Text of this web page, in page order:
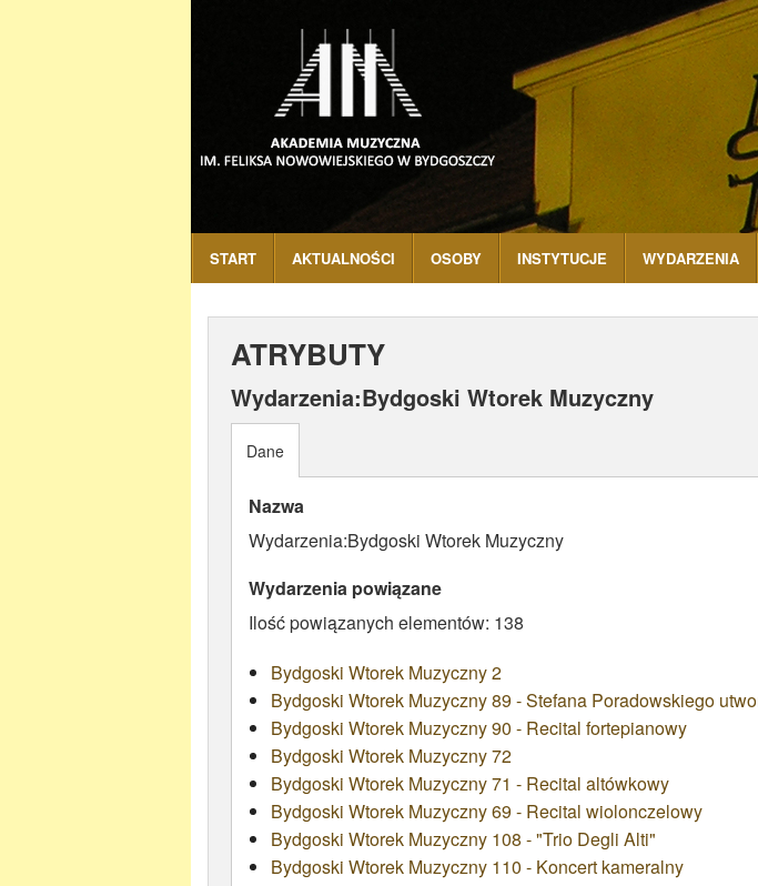
START AKTUALNOŚCI OSOBY INSTYTUCJE WYDARZENIA
ATRYBUTY
Wydarzenia:Bydgoski Wtorek Muzyczny
Dane
Nazwa
Wydarzenia:Bydgoski Wtorek Muzyczny
Wydarzenia powiązane
Ilość powiązanych elementów: 138
Bydgoski Wtorek Muzyczny 2
Bydgoski Wtorek Muzyczny 89 - Stefana Poradowskiego
Bydgoski Wtorek Muzyczny 90 - Recital fortepianowy
Bydgoski Wtorek Muzyczny 72
Bydgoski Wtorek Muzyczny 71 - Recital altówkowy
Bydgoski Wtorek Muzyczny 69 - Recital wiolonczelowy
Bydgoski Wtorek Muzyczny 108 - "Trio Degli Alti"
Bydgoski Wtorek Muzyczny 110 - Koncert kameralny